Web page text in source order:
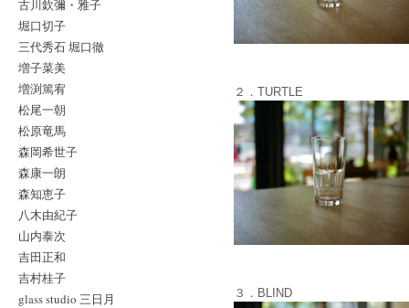
古川欽彌・雅子
堀口切子
三代秀石 堀口徹
増子菜美
増渕篤宥
松尾一朝
松原竜馬
森岡希世子
森康一朗
森知恵子
八木由紀子
山内泰次
吉田正和
吉村桂子
glass studio 三日月
２．TURTLE
３．BLIND